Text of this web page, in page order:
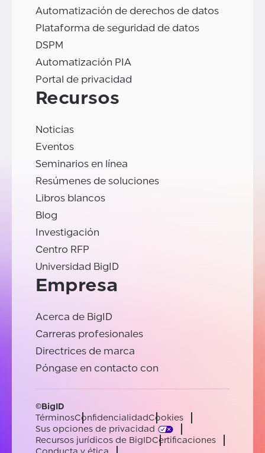
Automatización de derechos de datos
Plataforma de seguridad de datos
DSPM
Automatización PIA
Portal de privacidad
Recursos
Noticias
Eventos
Seminarios en línea
Resúmenes de soluciones
Libros blancos
Blog
Investigación
Centro RFP
Universidad BigID
Empresa
Acerca de BigID
Carreras profesionales
Directrices de marca
Póngase en contacto con
©BigID
TérminosConfidencialidadCookies
Sus opciones de privacidad
Recursos jurídicos de BigIDCertificaciones